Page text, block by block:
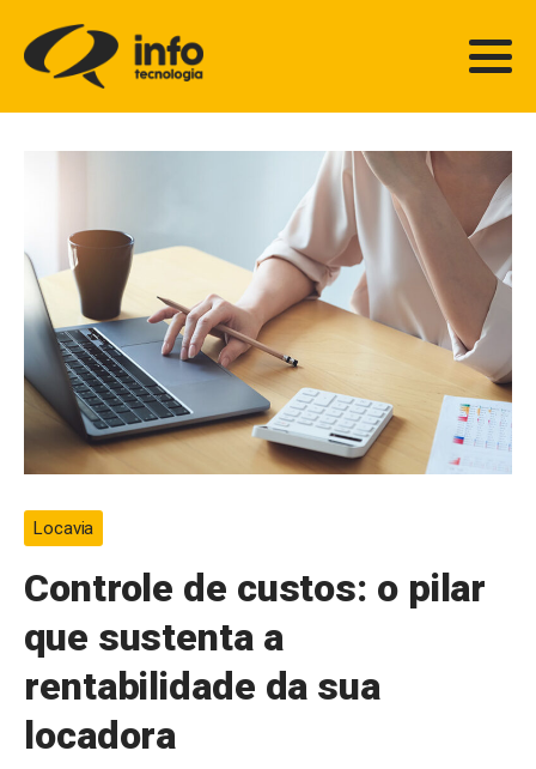
Locavia
Controle de custos: o pilar
que sustenta a
rentabilidade da sua
locadora